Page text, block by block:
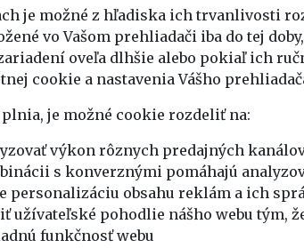
je možné z hľadiska ich trvanlivosti
vo Vašom prehliadači iba do tej
oveľa dlhšie alebo pokiaľ ich
cookie a nastavenia Vášho
je možné cookie rozdeliť na:
výkon rôznych predajných
s konverznými pomáhajú
personalizáciu obsahu reklám a ich
užívateľské pohodlie nášho webu tým,
funkčnosť webu